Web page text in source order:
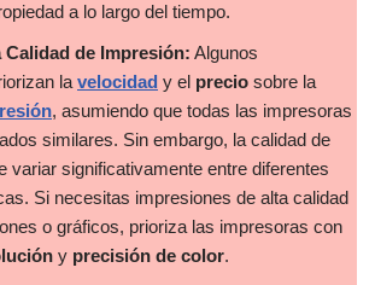
a lo largo del tiempo.
Calidad de Impresión: Algunos
la velocidad y el precio sobre la
, asumiendo que todas las impresoras
similares. Sin embargo, la calidad de
variar significativamente entre diferentes
Si necesitas impresiones de alta calidad
o gráficos, prioriza las impresoras con
y precisión de color.